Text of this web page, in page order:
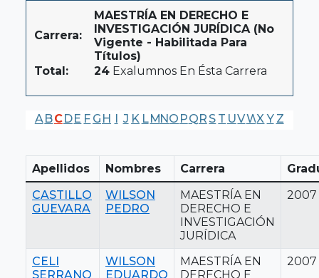
Carrera:
MAESTRÍA EN DERECHO E
INVESTIGACIÓN JURÍDICA (No
Vigente - Habilitada Para
Títulos)
Total:
24 Exalumnos En Ésta Carrera
A BCDE F G H I J K LMNO PQR S T UVWX Y Z
Apellidos Nombres Carrera
CASTILLO
GUEVARA
WILSON
PEDRO
MAESTRÍA EN
DERECHO E
INVESTIGACIÓN
JURÍDICA
2007
CELI
SERRANO
WILSON
EDUARDO
MAESTRÍA EN
DERECHO E
2007